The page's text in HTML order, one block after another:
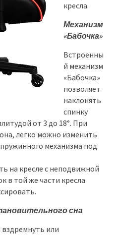
кресла.
Механизм
«Бабочка»
Встроенны
й механизм
«Бабочка»
позволяет
наклонять
спинку
от 3 до 18°. При
легко можно изменить
механизма под
на кресле с неподвижной
в той же части кресла
сна
вздремнуть или